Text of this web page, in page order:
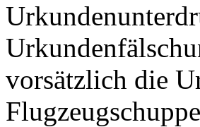
vorsätzlich die